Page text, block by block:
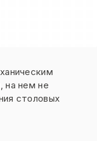
на нем не
столовых